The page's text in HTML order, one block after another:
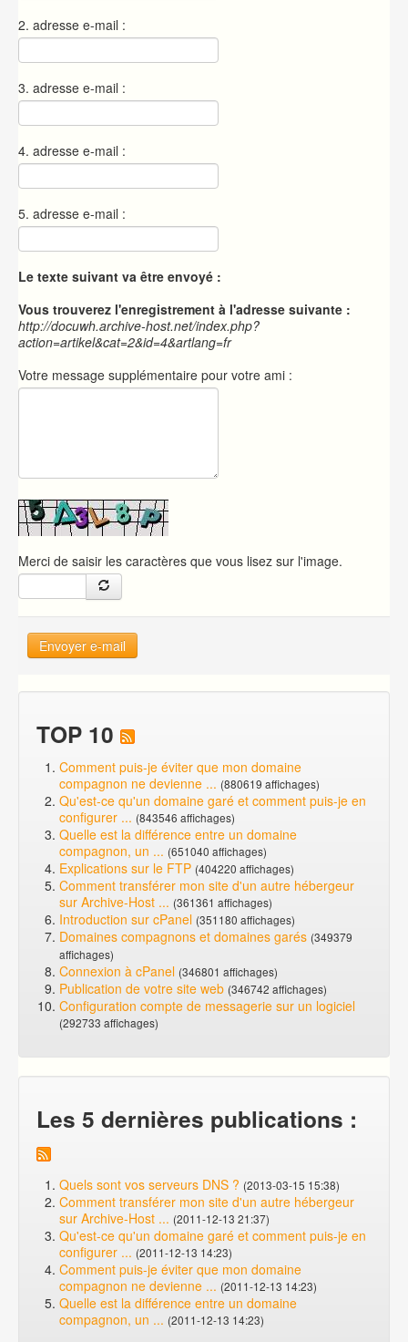
2. adresse e-mail :
3. adresse e-mail :
4. adresse e-mail :
5. adresse e-mail :
Le texte suivant va être envoyé :
Vous trouverez l'enregistrement à l'adresse suivante :
http://docuwh.archive-host.net/index.php?
action=artikel&cat=2&id=4&artlang=fr
Votre message supplémentaire pour votre ami :
Merci de saisir les caractères que vous lisez sur l'image.
Envoyer e-mail
TOP 10
Comment puis-je éviter que mon domaine
compagnon ne devienne ... (880619 affichages)
Qu'est-ce qu'un domaine garé et comment puis-je en
configurer ... (843546 affichages)
Quelle est la différence entre un domaine
compagnon, un ... (651040 affichages)
Explications sur le FTP (404220 affichages)
Comment transférer mon site d'un autre hébergeur
sur Archive-Host ... (361361 affichages)
Introduction sur cPanel (351180 affichages)
Domaines compagnons et domaines garés (349379
affichages)
Connexion à cPanel (346801 affichages)
Publication de votre site web (346742 affichages)
Configuration compte de messagerie sur un logiciel
(292733 affichages)
Les 5 dernières publications :
Quels sont vos serveurs DNS ? (2013-03-15 15:38)
Comment transférer mon site d'un autre hébergeur
sur Archive-Host ... (2011-12-13 21:37)
Qu'est-ce qu'un domaine garé et comment puis-je en
configurer ... (2011-12-13 14:23)
Comment puis-je éviter que mon domaine
compagnon ne devienne ... (2011-12-13 14:23)
Quelle est la différence entre un domaine
compagnon, un ... (2011-12-13 14:23)